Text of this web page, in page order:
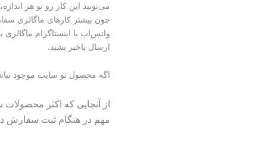
می‌تونید این کار رو تو هر
چون بیشتر کارهای ماگالری
واتس‌اپ یا اینستاگرام ماگالری
ارسال باخبر بشید.
اگه محصول تو سایت موجود
از آنجایی که اکثر
مهم در هنگام ثبت سفارش